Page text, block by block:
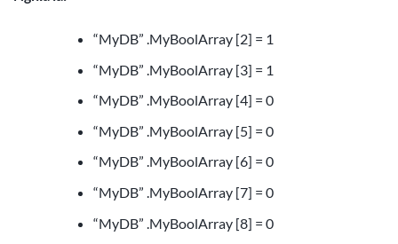
“MyDB” .MyBoolArray [2] = 1
“MyDB” .MyBoolArray [3] = 1
“MyDB” .MyBoolArray [4] = 0
“MyDB” .MyBoolArray [5] = 0
“MyDB” .MyBoolArray [6] = 0
“MyDB” .MyBoolArray [7] = 0
“MyDB” .MyBoolArray [8] = 0